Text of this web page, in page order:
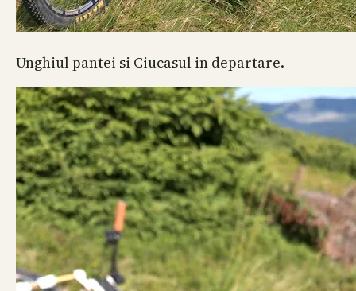
Unghiul pantei si Ciucasul in departare.